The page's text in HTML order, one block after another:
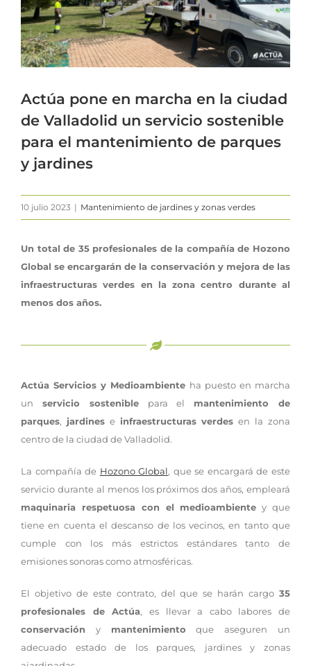
Actúa pone en marcha en la ciudad
de Valladolid un servicio sostenible
para el mantenimiento de parques
y jardines
10 julio 2023 | Mantenimiento de jardines y zonas verdes
Un total de 35 profesionales de la compañía de Hozono
Global se encargarán de la conservación y mejora de las
infraestructuras verdes en la zona centro durante al
menos dos años.
Actúa Servicios y Medioambiente ha puesto en marcha
un servicio sosteniblepara el mantenimiento de
parques, jardinese infraestructuras verdes en la zona
centro de la ciudad de Valladolid.
La compañía de Hozono Global, que se encargará de este
servicio durante al menos los próximos dos años, empleará
maquinaria respetuosa con el medioambiente y que
tiene en cuenta el descanso de los vecinos, en tanto que
cumple con los más estrictos estándares tanto de
emisiones sonoras como atmosféricas.
El objetivo de este contrato, del que se harán cargo 35
profesionales de Actúa, es llevar a cabo labores de
conservación y mantenimiento que aseguren un
adecuado estado de los parques, jardines y zonas